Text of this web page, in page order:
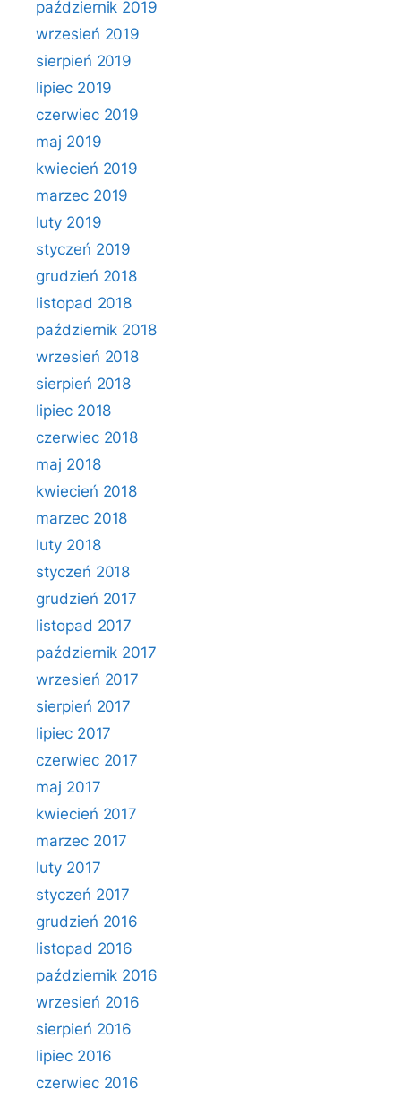
październik 2019
wrzesień 2019
sierpień 2019
lipiec 2019
czerwiec 2019
maj 2019
kwiecień 2019
marzec 2019
luty 2019
styczeń 2019
grudzień 2018
listopad 2018
październik 2018
wrzesień 2018
sierpień 2018
lipiec 2018
czerwiec 2018
maj 2018
kwiecień 2018
marzec 2018
luty 2018
styczeń 2018
grudzień 2017
listopad 2017
październik 2017
wrzesień 2017
sierpień 2017
lipiec 2017
czerwiec 2017
maj 2017
kwiecień 2017
marzec 2017
luty 2017
styczeń 2017
grudzień 2016
listopad 2016
październik 2016
wrzesień 2016
sierpień 2016
lipiec 2016
czerwiec 2016